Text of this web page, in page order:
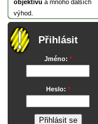
objektivů a mnoho dalších
výhod.
Přihlásit
Jméno: *
Heslo: *